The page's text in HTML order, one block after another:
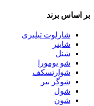
بر اساس برند
شارلوت تیلبری
شاینر
شنل
شو یومورا
شوارتسکف
شوگر بیر
شول
شون